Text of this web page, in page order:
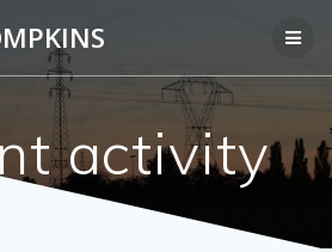
to
content
activity